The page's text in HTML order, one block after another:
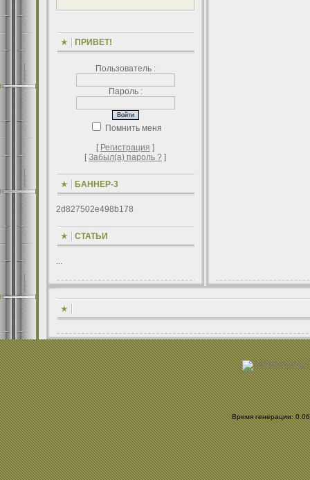
ПРИВЕТ!
Пользователь :
Пароль :
Помнить меня
[ Регистрация ]
[Забыл(а) пароль ? ]
БАННЕР-3
2d827502e498b178
СТАТЬИ
...
Время генерации: